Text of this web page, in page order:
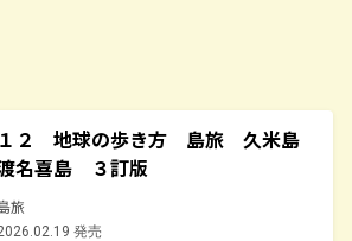
１２ 地球の歩き方 島旅 久米島
名喜島 ３訂版
旅
発売